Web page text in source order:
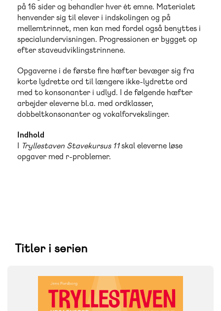
på 16 sider og behandler hver ét emne. Materialet
henvender sig til elever i indskolingen og på
mellemtrinnet, men kan med fordel også benyttes i
specialundervisningen. Progressionen er bygget op
efter staveudviklingstrinnene.
Opgaverne i de første fire hæfter bevæger sig fra
korte lydrette ord til længere ikke-lydrette ord
med to konsonanter i udlyd. I de følgende hæfter
arbejder eleverne bl.a. med ordklasser,
dobbeltkonsonanter og vokalforvekslinger.
Indhold
I Tryllestaven Stavekursus 11skal eleverne løse
opgaver med r-problemer.
Titler i serien